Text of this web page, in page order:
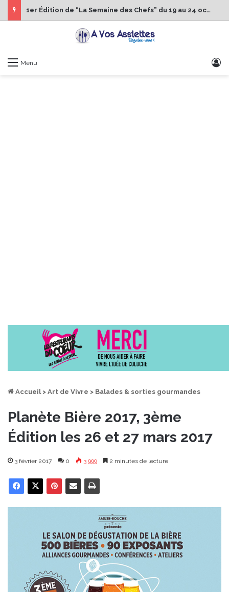
1er Édition de “La Semaine des Chefs” du 19 au 24 octobre 2026
Menu
Accueil > Art de Vivre > Balades & sorties gourmandes
Planète Bière 2017, 3ème
Édition les 26 et 27 mars 2017
3 février 2017 0 3 999 2 minutes de lecture